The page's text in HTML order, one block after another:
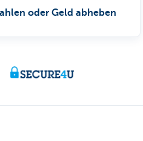
oder Geld abheben